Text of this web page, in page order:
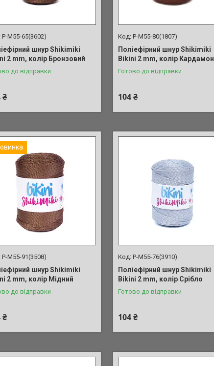
P-M55-65(3602)
шнур Shikimiki
2 mm, колір Бронзовий
до відправки
₴
P-M55-80(1807)
Поліефірний шнур Shikimiki
Bikini 2 mm, колір Кардамон
Готово до відправки
104 ₴
P-M55-91(3508)
шнур Shikimiki
2 mm, колір Мідний
до відправки
₴
P-M55-76(3910)
Поліефірний шнур Shikimiki
Bikini 2 mm, колір Срібло
Готово до відправки
104 ₴